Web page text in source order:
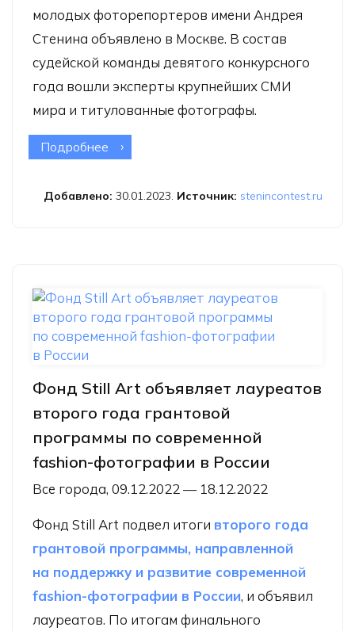
молодых фоторепортеров имени Андрея
Стенина объявлено в Москве. В состав
судейской команды девятого конкурсного
года вошли эксперты крупнейших СМИ
мира и титулованные фотографы.
Подробнее о Конкурс памяти Андрея Стенина
2023 года
Добавлено: 30.01.2023. Источник: stenincontest.ru
Фонд Still Art объявляет лауреатов
второго года грантовой
программы по современной
fashion-фотографии в России
Все города, 09.12.2022 — 18.12.2022
Фонд Still Art подвел итоги второго года
грантовой программы, направленной
на поддержку и развитие современной
fashion-фотографии в России, и объявил
лауреатов. По итогам финального